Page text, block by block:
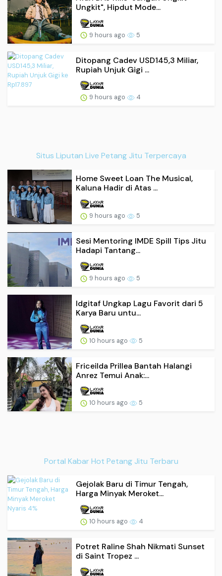
Ungkit", Hipdut Mode...
9 hours ago 5
Ditopang Cadev USD145,3 Miliar,
Rupiah Unjuk Gigi ...
9 hours ago 4
Situs Liputan Live Petang Jitu Terpercaya
Home Sweet Loan The Musical,
Kaluna Hadir di Atas ...
9 hours ago 5
Sesi Mentoring IMDE Spill Tips Jitu
Hadapi Tantang...
9 hours ago 5
Idgitaf Ungkap Lagu Favorit dari 5
Karya Baru untu...
10 hours ago 5
Friceilda Prillea Bantah Halangi
Anrez Temui Anak:...
10 hours ago 5
Portal Kabar Hot Petang Jitu Terbaru
Gejolak Baru di Timur Tengah,
Harga Minyak Meroket...
10 hours ago 4
Potret Raline Shah Nikmati Sunset
di Saint Tropez ...